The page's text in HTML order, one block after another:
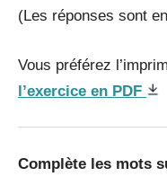
(Les réponses sont
Vous préférez
l’exercice en PDF
Complète les mots